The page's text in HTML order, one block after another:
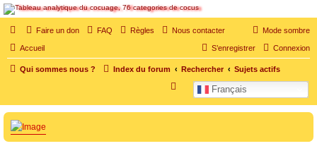
SOS cocu
SOS cocu est une association loi 1901 dont l'objet est le soutien aux victimes d'adultère.
Pouvoir parler, se confier, recevoir un soutien moral pour traverser une situation
Mode sombre
Faire un don FAQ Règles Nous contacter
Accueil Connexion
S’enregistrer
Qui sommes nous ? Index du forum Rechercher Sujets actifs
Français